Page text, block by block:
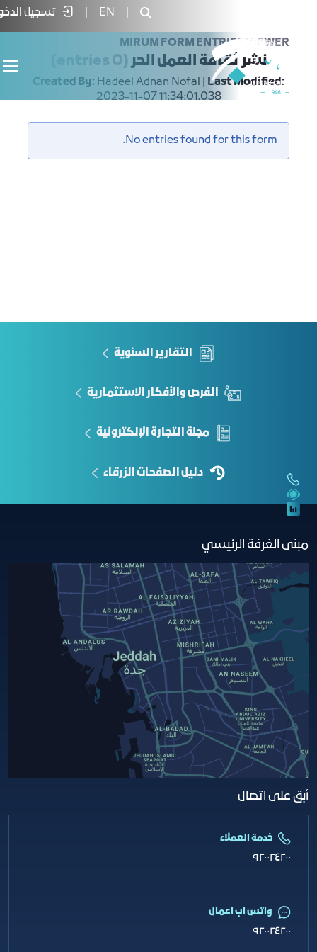
EN تسجيل الدخول
MIRUM FORM ENTRIES VIEWER
نشر ثقافة العمل الحر(0 entries)
Created By:Hadeel Adnan Nofal |Last Modified:
2023-11-07 11:34:01.038
No entries found for this form.
التقارير السنوية
الفرص والأفكار الاستثمارية
مجلة التجارة الإلكترونية
دليل الصفحات الزرقاء
مبنى الغرفة الرئيسي
أبق على اتصال
خدمة العملاء
٩٢٠٠٢٤٢٠٠
واتس اب اعمال
٩٢٠٠٢٤٢٠٠